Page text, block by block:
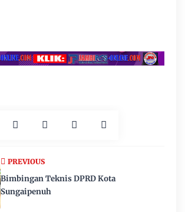
PREVIOUS
Bimbingan Teknis DPRD Kota
Sungaipenuh